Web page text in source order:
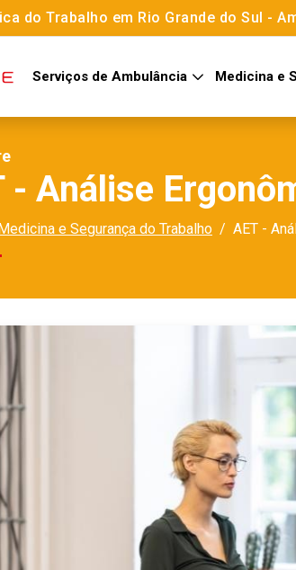
do Trabalho em Rio Grande do Sul -
Serviços de Ambulância Medicina e
- Análise
e Segurança do Trabalho AET -